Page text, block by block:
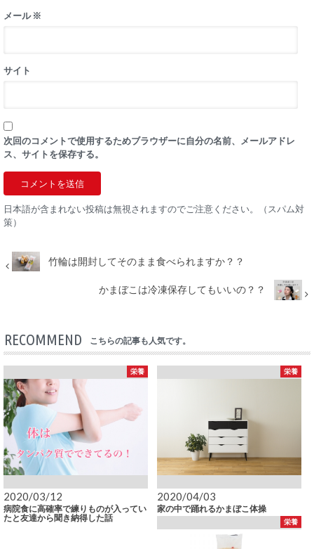
メール※
サイト
次回のコメントで使用するためブラウザーに自分の名前、メールアドレ
ス、サイトを保存する。
日本語が含まれない投稿は無視されますのでご注意ください。（スパム対
策）
竹輪は開封してそのまま食べられますか？？
かまぼこは冷凍保存してもいいの？？
RECOMMEND こちらの記事も人気です。
栄養
2020/03/12
病院食に高確率で練りものが入ってい
たと友達から聞き納得した話
栄養
2020/04/03
家の中で踊れるかまぼこ体操
栄養